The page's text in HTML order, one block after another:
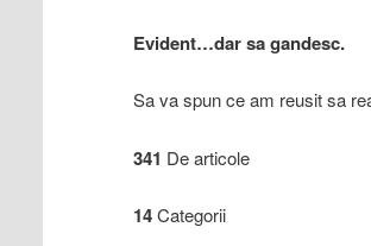
Evident…dar sa gandesc.
Sa va spun ce am reusit sa
341 De articole
14Categorii